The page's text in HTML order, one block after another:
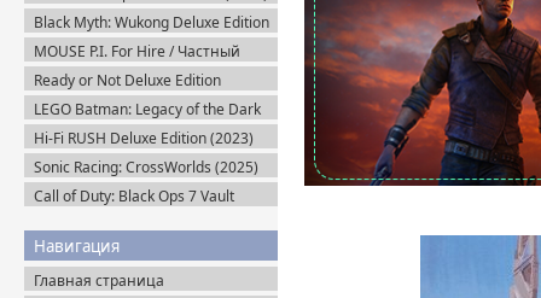
Steam-Rip
Black Myth: Wukong Deluxe Edition
(2024) Portable
MOUSE P.I. For Hire / Частный
детектив МАУС v.1.2.2 (2026)
Пиратка
Ready or Not Deluxe Edition
v.117216 + Все DLC (2023)
Пиратка
LEGO Batman: Legacy of the Dark
Knight / ЛЕГО Бэтмен: Наследие
Тёмного Рыцаря (2026) Portable
Hi-Fi RUSH Deluxe Edition (2023)
Пиратка
Sonic Racing: CrossWorlds (2025)
Steam-Rip
Call of Duty: Black Ops 7 Vault
Навигация
Главная страница